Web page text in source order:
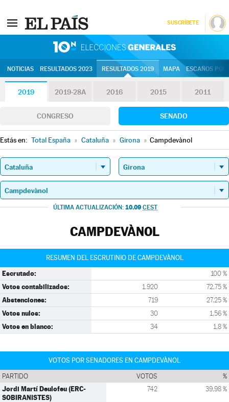
SUSCRÍBETE
NOTICIAS RESULTADOS 2023 RESULTADOS 2019 MAPA ESCAÑOS
2019 2019-28A 2016 2015 2011
CONGRESO SENADO
Estás en: Total España » Cataluña » Girona » Campdevànol
ÚLTIMA ACTUALIZACIÓN: 10.09 CEST
CAMPDEVÀNOL
RESUMEN DEL ESCRUTINIO DE CAMPDEVÀNOL
Escrutado: 100 %
Votos contabilizados: 1.920 72,75 %
Abstenciones: 719 27,25 %
Votos nulos: 30 1,56 %
Votos en blanco: 34 1,8 %
VOTOS POR SENADORES EN CAMPDEVÀNOL
PARTIDO VOTOS %
Jordi Martí Deulofeu (ERC-
SOBIRANISTES)
742 39,98 %